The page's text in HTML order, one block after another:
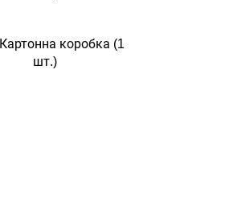
Картонна коробка (1
шт.)